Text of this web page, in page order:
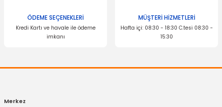
535,34 TL
DAYCO
Triger Seti Focus C-Max 1.6 Tdci
2.799,00 TL
ÖDEME SEÇENEKLERİ
Kredi Kartı ve havale ile ödeme
imkanı
MÜŞTERİ HİZMETLERİ
Hafta içi: 08:30 - 18:30 C.tesi 08:30 -
15:30
Merkez